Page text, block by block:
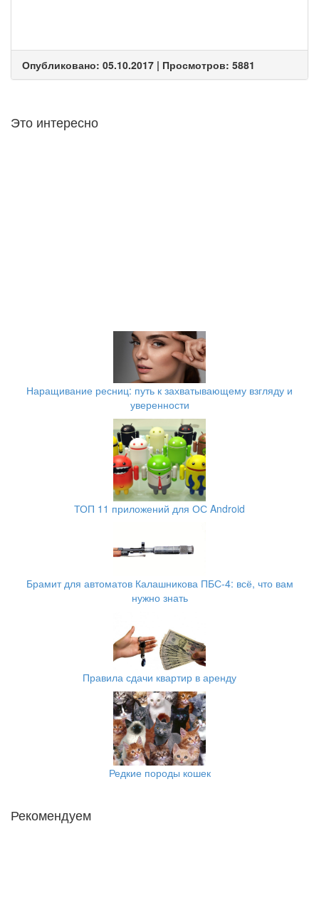
Опубликовано: 05.10.2017 | Просмотров: 5881
Это интересно
Наращивание ресниц: путь к захватывающему взгляду и
уверенности
ТОП 11 приложений для ОС Android
Брамит для автоматов Калашникова ПБС-4: всё, что вам
нужно знать
Правила сдачи квартир в аренду
Редкие породы кошек
Рекомендуем